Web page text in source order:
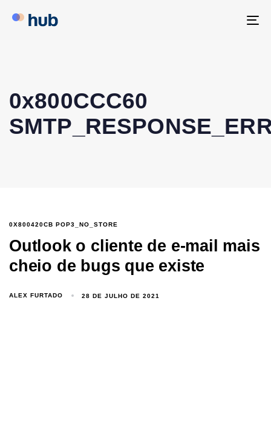
0x800CCC60
0X800420CB POP3_NO_STORE
Outlook o cliente de e-mail mais
cheio de bugs que existe
ALEX FURTADO 28 DE JULHO DE 2021